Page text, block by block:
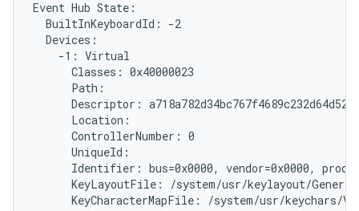
Event Hub State:
  BuiltInKeyboardId: -2
  Devices:
    -1: Virtual
      Classes: 0x40000023
      Path:
Descriptor:
      Location:
      ControllerNumber: 0
      UniqueId:
Identifier: bus=0x0000, vendor=0x0000,
KeyLayoutFile: /system/usr/keylayout/
KeyCharacterMapFile: /system/usr/keychars/